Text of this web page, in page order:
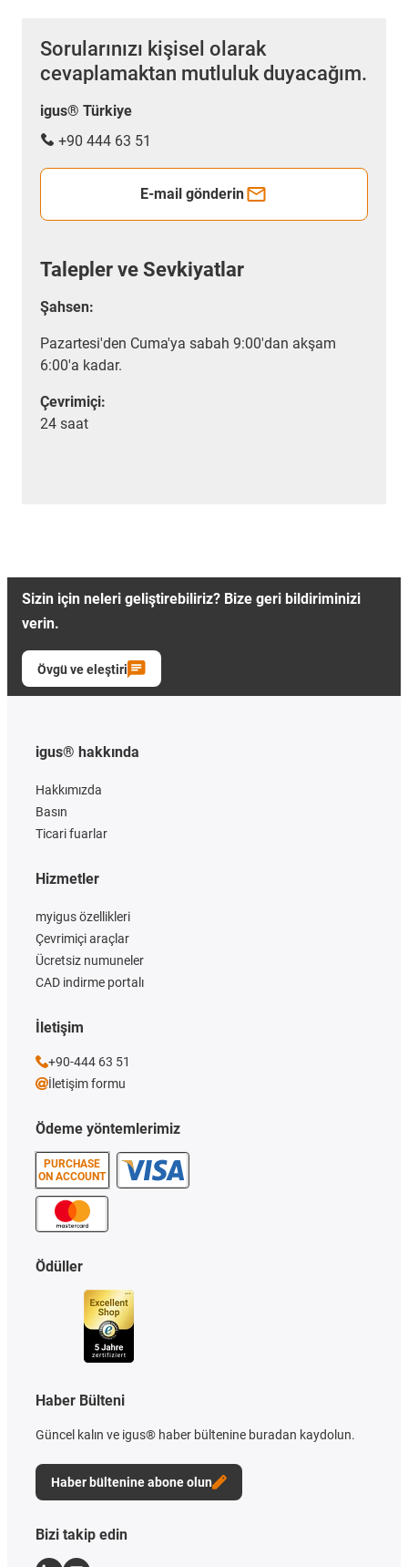
Sorularınızı kişisel olarak
cevaplamaktan mutluluk duyacağım.
igus® Türkiye
+90 444 63 51
E-mail gönderin
Talepler ve Sevkiyatlar
Şahsen:
Pazartesi'den Cuma'ya sabah 9:00'dan akşam
6:00'a kadar.
Çevrimiçi:
24 saat
Sizin için neleri geliştirebiliriz? Bize geri bildiriminizi
verin.
Övgü ve eleştiri
igus® hakkında
Hakkımızda
Basın
Ticari fuarlar
Ödeme yöntemlerimiz
PURCHASE
ON ACCOUNT
Hizmetler
myigus özellikleri
Çevrimiçi araçlar
Ücretsiz numuneler
CAD indirme portalı
Ödüller
Haber Bülteni
Güncel kalın ve igus® haber bültenine buradan kaydolun.
Haber bültenine abone olun
İletişim
+90-444 63 51
İletişim formu
Bizi takip edin